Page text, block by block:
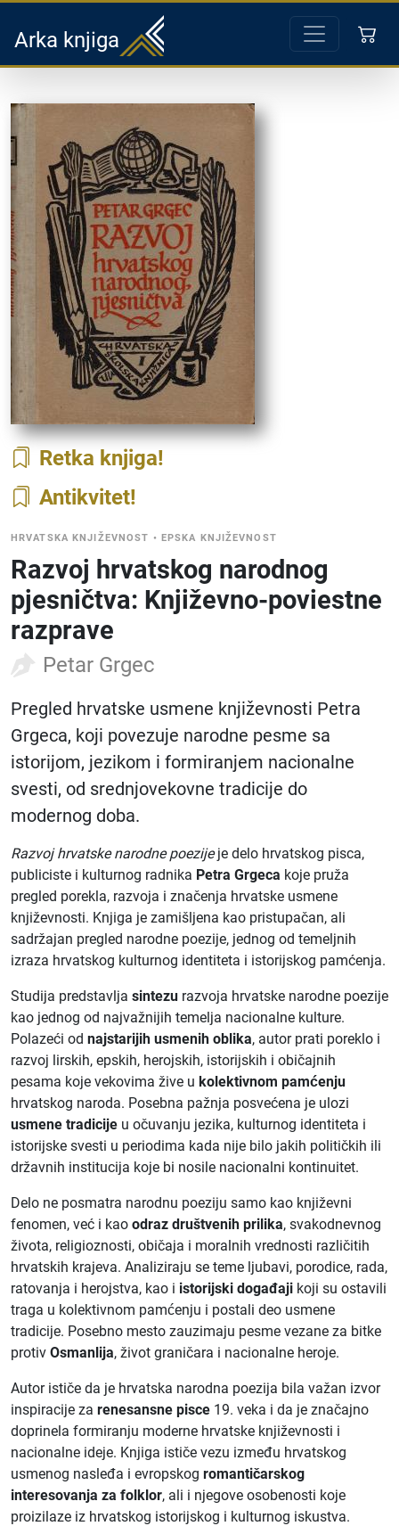
Arka knjiga
Retka knjiga
Antikvitet
HRVATSKA KNJIŽEVNOST • EPSKA KNJIŽEVNOST
Razvoj hrvatskog narodnog
pjesničtva: Književno-poviestne
razprave
Petar Grgec
Pregled hrvatske usmene književnosti Petra
Grgeca, koji povezuje narodne pesme sa
istorijom, jezikom i formiranjem nacionalne
svesti, od srednjovekovne tradicije do
modernog doba.
Razvoj hrvatske narodne poezijeje delo hrvatskog pisca,
publiciste i kulturnog radnika Petra Grgeca koje pruža
pregled porekla, razvoja i značenja hrvatske usmene
književnosti. Knjiga je zamišljena kao pristupačan, ali
sadržajan pregled narodne poezije, jednog od temeljnih
izraza hrvatskog kulturnog identiteta i istorijskog pamćenja.
Studija predstavlja sintezu razvoja hrvatske narodne poezije
kao jednog od najvažnijih temelja nacionalne kulture.
Polazeći od najstarijih usmenih oblika, autor prati poreklo i
razvoj lirskih, epskih, herojskih, istorijskih i običajnih
pesama koje vekovima žive u kolektivnom pamćenju
hrvatskog naroda. Posebna pažnja posvećena je ulozi
usmene tradicije u očuvanju jezika, kulturnog identiteta i
istorijske svesti u periodima kada nije bilo jakih političkih ili
državnih institucija koje bi nosile nacionalni kontinuitet.
Delo ne posmatra narodnu poeziju samo kao književni
fenomen, već i kao odraz društvenih prilika, svakodnevnog
života, religioznosti, običaja i moralnih vrednosti različitih
hrvatskih krajeva. Analiziraju se teme ljubavi, porodice, rada,
ratovanja i herojstva, kao i istorijski događaji koji su ostavili
traga u kolektivnom pamćenju i postali deo usmene
tradicije. Posebno mesto zauzimaju pesme vezane za bitke
protiv Osmanlija, život graničara i nacionalne heroje.
Autor ističe da je hrvatska narodna poezija bila važan izvor
inspiracije za renesansne pisce 19. veka i da je značajno
doprinela formiranju moderne hrvatske književnosti i
nacionalne ideje. Knjiga ističe vezu između hrvatskog
usmenog nasleđa i evropskog romantičarskog
interesovanja za folklor, ali i njegove osobenosti koje
proizilaze iz hrvatskog istorijskog i kulturnog iskustva.